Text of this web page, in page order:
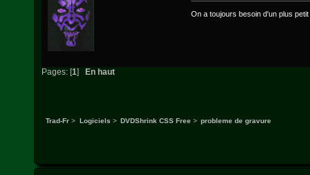
On a toujours besoin d'un plus
Pages: [1] En haut
Trad-Fr > Logiciels > DVDShrink CSS Free> probleme de gravure